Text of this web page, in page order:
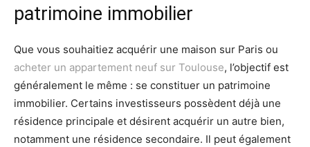
patrimoine immobilier
Que vous souhaitiez acquérir une maison sur Paris ou
acheter un appartement neuf sur Toulouse, l’objectif est
généralement le même : se constituer un patrimoine
immobilier. Certains investisseurs possèdent déjà une
résidence principale et désirent acquérir un autre bien,
notamment une résidence secondaire. Il peut également